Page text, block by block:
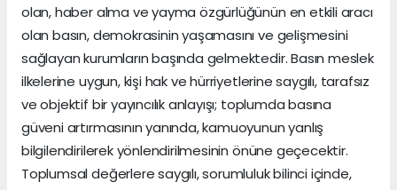
olan, haber alma ve yayma özgürlüğünün en etkili aracı
olan basın, demokrasinin yaşamasını ve gelişmesini
sağlayan kurumların başında gelmektedir. Basın meslek
ilkelerine uygun, kişi hak ve hürriyetlerine saygılı, tarafsız
ve objektif bir yayıncılık anlayışı; toplumda basına
güveni artırmasının yanında, kamuoyunun yanlış
bilgilendirilerek yönlendirilmesinin önüne geçecektir.
Toplumsal değerlere saygılı, sorumluluk bilinci içinde,